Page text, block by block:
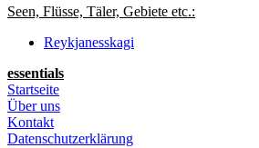
Seen, Flüsse, Täler, Gebiete etc.:
Reykjanesskagi
essentials
Startseite
Über uns
Kontakt
Datenschutzerklärung